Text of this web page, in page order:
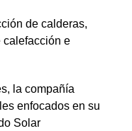
de calderas,
calefacción e
la compañía
enfocados en su
Solar